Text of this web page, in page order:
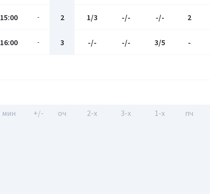
15:00 - 2 1/3 -/- -/- 2
16:00 - 3 -/- -/- 3/5 -
мин +/- оч 2-x 3-x 1-x пч